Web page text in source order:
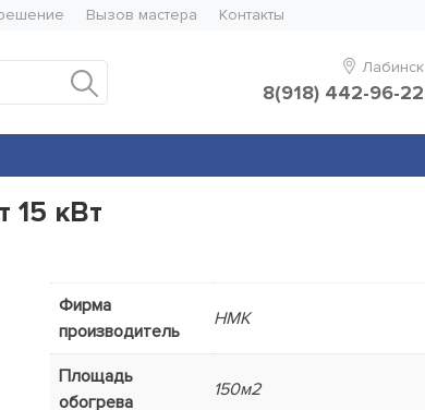
Вызов мастера Контакты
Искать: Лабинск
8(918) 442-96-22
15 кВт
Фирма
производитель
НМК
Площадь
обогрева
150м2